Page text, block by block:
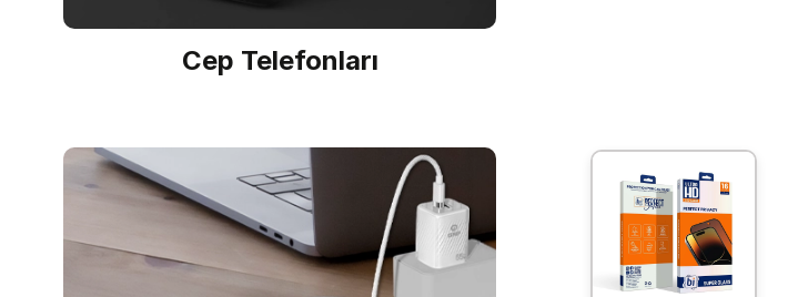
Cep Telefonları